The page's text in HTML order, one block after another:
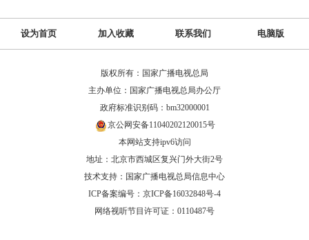
设为首页 加入收藏 联系我们 电脑版
版权所有：国家广播电视总局
主办单位：国家广播电视总局办公厅
政府标准识别码：bm32000001
京公网安备11040202120015号
本网站支持ipv6访问
地址：北京市西城区复兴门外大街2号
技术支持：国家广播电视总局信息中心
ICP备案编号：京ICP备16032848号-4
网络视听节目许可证：0110487号